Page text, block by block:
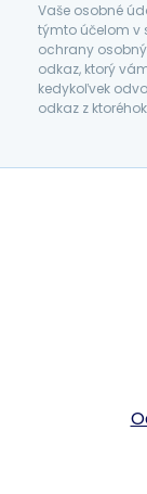
Vaše osobné
týmto účelom v
ochrany
odkaz, ktorý
kedykoľvek
odkaz z